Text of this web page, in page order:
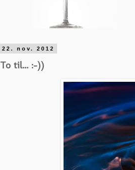
22. nov. 2012
To til... :-))